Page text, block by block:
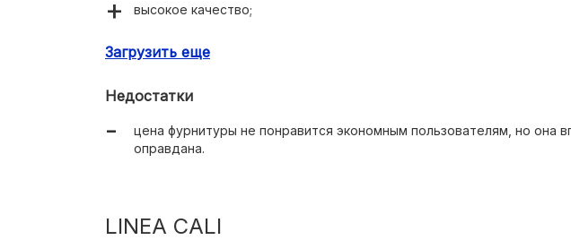
высокое качество;
Загрузить еще
Недостатки
цена фурнитуры не понравится экономным пользователям, но она
оправдана.
LINEA CALI